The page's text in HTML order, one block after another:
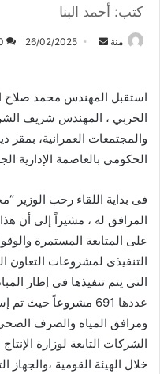
كتب: أحمد البنا
منة
أرسل 26/02/2025
استقبل المهندس محمد صلاح
الحربي ، المهندس شريف
والمجتمعات العمرانية، بمقر
الحكومي بالعاصمة الإدارية
فى بداية اللقاء رحب الوزير
المرافق له ، مشيراً إلى أن
على المتابعة المستمرة
التنفيذى لمشروعات
التى يتم تنفيذها فى إطار
عددها 691 مشروعاً
ومرافق المياه والصرف
الشركات التابعة لوزارة
خلال الهيئة القومية ،والجهاز